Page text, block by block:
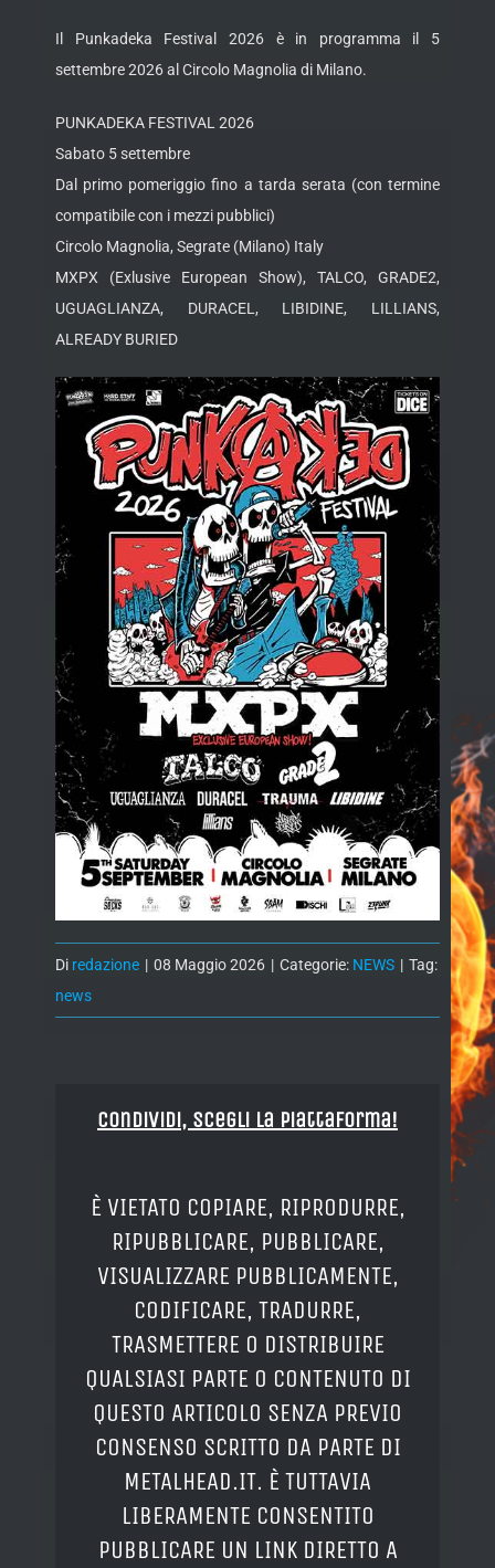
Il Punkadeka Festival 2026 è in programma il 5
settembre 2026 al Circolo Magnolia di Milano.
PUNKADEKA FESTIVAL 2026
Sabato 5 settembre
Dal primo pomeriggio fino a tarda serata (con termine
compatibile con i mezzi pubblici)
Circolo Magnolia, Segrate (Milano) Italy
MXPX (Exlusive European Show), TALCO, GRADE2,
UGUAGLIANZA, DURACEL, LIBIDINE, LILLIANS,
ALREADY BURIED
Di redazione | 08 Maggio 2026 | Categorie: NEWS | Tag:
news
Condividi, Scegli la piattaforma!
È VIETATO COPIARE, RIPRODURRE,
RIPUBBLICARE, PUBBLICARE,
VISUALIZZARE PUBBLICAMENTE,
CODIFICARE, TRADURRE,
TRASMETTERE O DISTRIBUIRE
QUALSIASI PARTE O CONTENUTO DI
QUESTO ARTICOLO SENZA PREVIO
CONSENSO SCRITTO DA PARTE DI
METALHEAD.IT. È TUTTAVIA
LIBERAMENTE CONSENTITO
PUBBLICARE UN LINK DIRETTO A